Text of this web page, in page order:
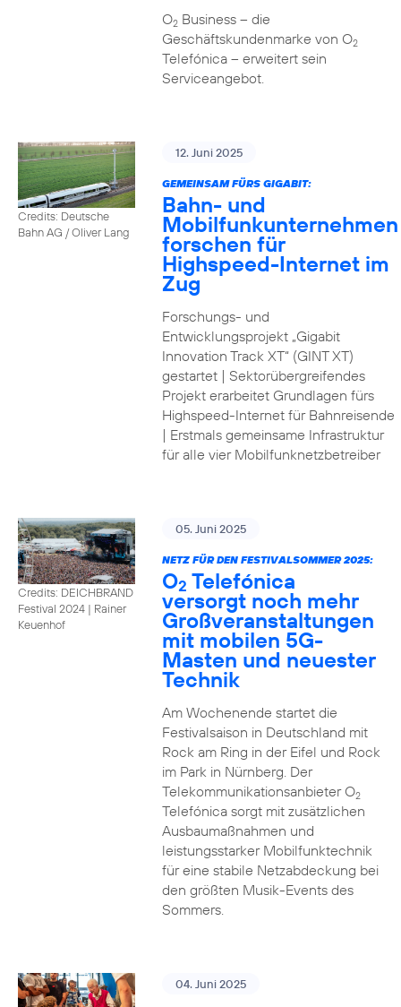
O2Business – die
Geschäftskundenmarke von O2
Telefónica – erweitert sein
Serviceangebot.
Credits: Deutsche
Bahn AG / Oliver Lang
12. Juni 2025
GEMEINSAM FÜRS GIGABIT:
Bahn- und
Mobilfunkunternehmen
forschen für
Highspeed-Internet im
Zug
Forschungs- und
Entwicklungsprojekt „Gigabit
Innovation Track XT“ (GINT XT)
gestartet | Sektorübergreifendes
Projekt erarbeitet Grundlagen fürs
Highspeed-Internet für Bahnreisende
| Erstmals gemeinsame Infrastruktur
für alle vier Mobilfunknetzbetreiber
Credits: DEICHBRAND
Festival 2024 | Rainer
Keuenhof
05. Juni 2025
NETZ FÜR DEN FESTIVALSOMMER 2025:
O2 Telefónica
versorgt noch mehr
Großveranstaltungen
mit mobilen 5G-
Masten und neuester
Technik
Am Wochenende startet die
Festivalsaison in Deutschland mit
Rock am Ring in der Eifel und Rock
im Park in Nürnberg. Der
Telekommunikationsanbieter O2
Telefónica sorgt mit zusätzlichen
Ausbaumaßnahmen und
leistungsstarker Mobilfunktechnik
für eine stabile Netzabdeckung bei
den größten Musik-Events des
Sommers.
04. Juni 2025